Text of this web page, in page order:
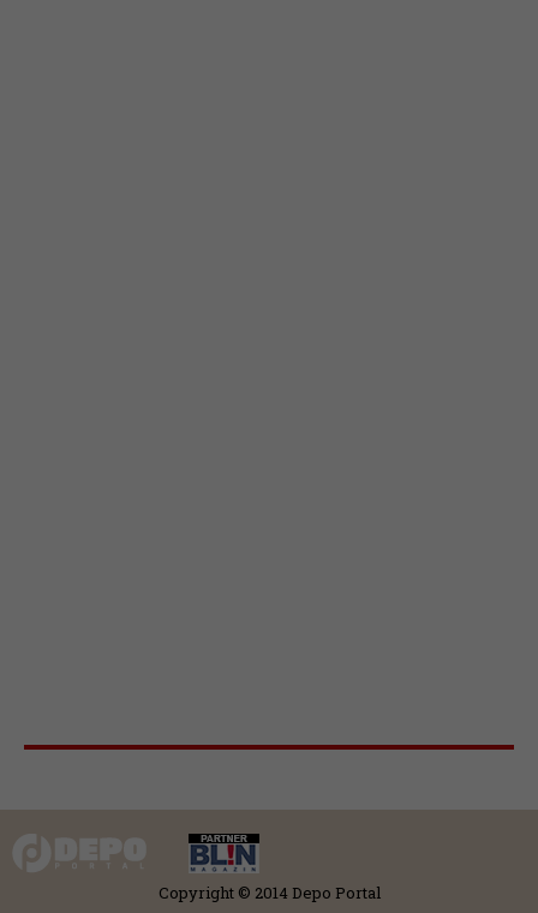
Copyright © 2014 Depo Portal